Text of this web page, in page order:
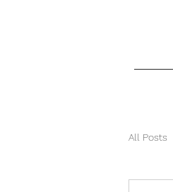
All Posts